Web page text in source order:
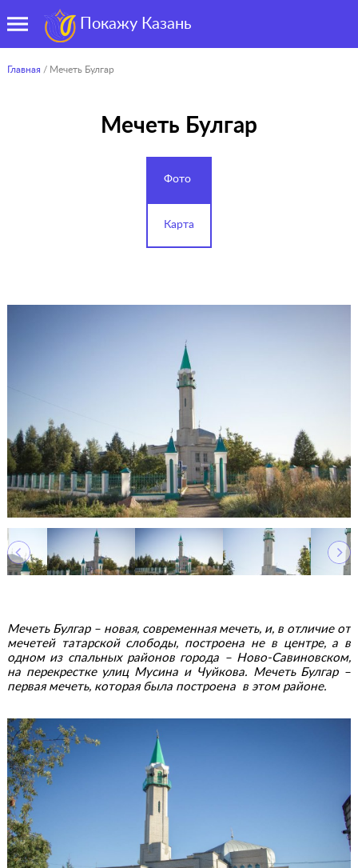
Покажу Казань
Главная / Мечеть Булгар
Мечеть Булгар
Фото
Карта
Мечеть Булгар – новая, современная мечеть, и, в отличие от
мечетей татарской слободы, построена не в центре, а в
одном из спальных районов города – Ново-Савиновском,
на перекрестке улиц Мусина и Чуйкова. Мечеть Булгар –
первая мечеть, которая была построена в этом районе.